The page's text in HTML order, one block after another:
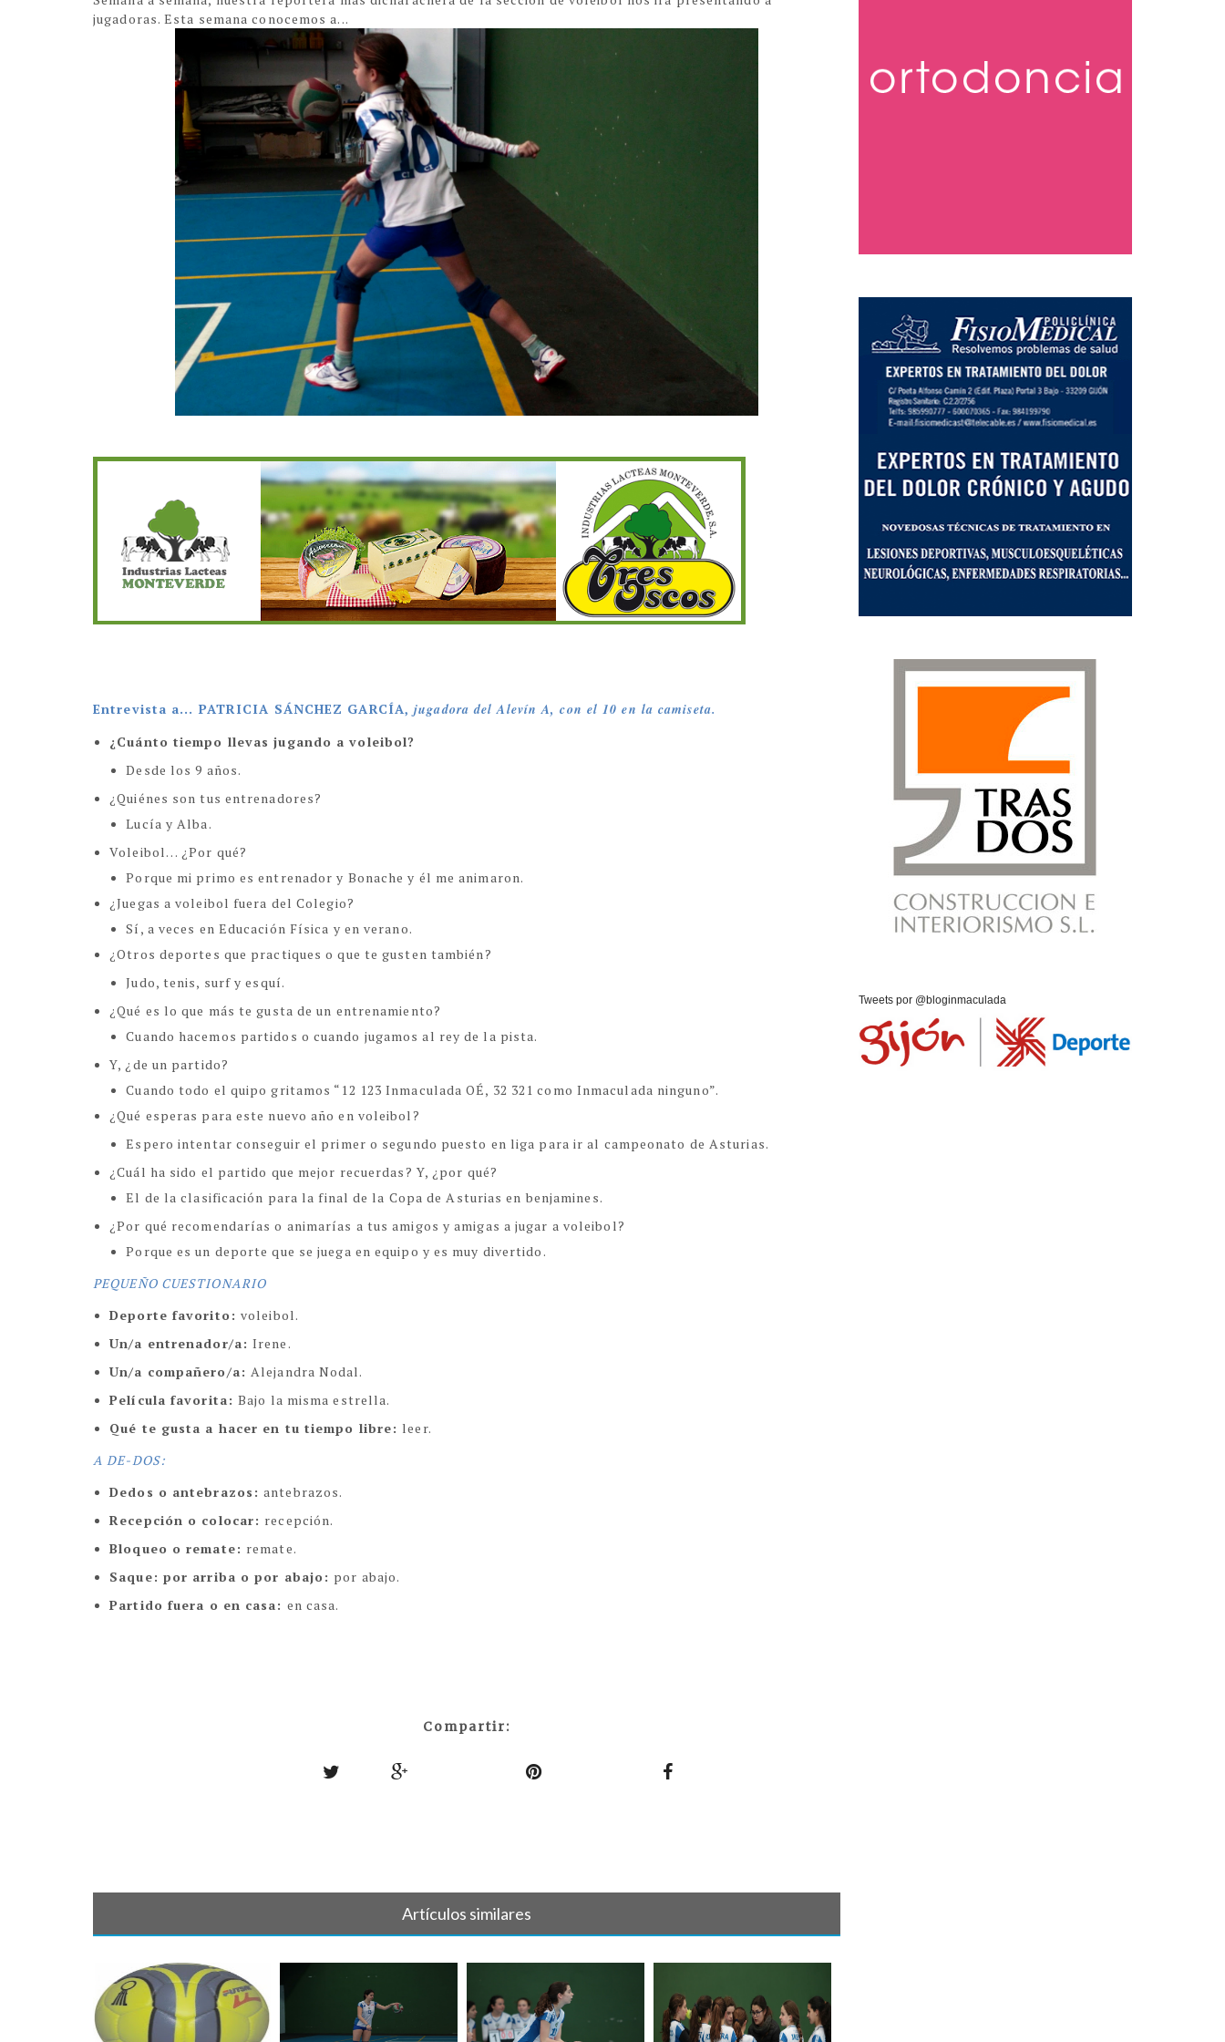
jugadoras. Esta semana conocemos a...
Entrevista a... PATRICIA SÁNCHEZ GARCÍA,jugadora del Alevín A, con el 10 en la camiseta.
¿Cuánto tiempo llevas jugando a voleibol?
Desde los 9 años.
¿Quiénes son tus entrenadores?
Lucía y Alba.
Voleibol… ¿Por qué?
Porque mi primo es entrenador y Bonache y él me animaron.
¿Juegas a voleibol fuera del Colegio?
Sí, a veces en Educación Física y en verano.
¿Otros deportes que practiques o que te gusten también?
Judo, tenis, surf y esquí.
¿Qué es lo que más te gusta de un entrenamiento?
Cuando hacemos partidos o cuando jugamos al rey de la pista.
Y, ¿de un partido?
Cuando todo el quipo gritamos “12 123 Inmaculada OÉ, 32 321 como Inmaculada ninguno”.
¿Qué esperas para este nuevo año en voleibol?
Espero intentar conseguir el primer o segundo puesto en liga para ir al campeonato de Asturias.
¿Cuál ha sido el partido que mejor recuerdas? Y, ¿por qué?
El de la clasificación para la final de la Copa de Asturias en benjamines.
¿Por qué recomendarías o animarías a tus amigos y amigas a jugar a voleibol?
Porque es un deporte que se juega en equipo y es muy divertido.
PEQUEÑO CUESTIONARIO
Deporte favorito: voleibol.
Un/a entrenador/a:Irene.
Un/a compañero/a: Alejandra Nodal.
Película favorita:Bajo la misma estrella.
Qué te gusta a hacer en tu tiempo libre: leer.
A DE-DOS:
Dedos o antebrazos:antebrazos.
Recepción o colocar: recepción.
Bloqueo o remate: remate.
Saque: por arriba o por abajo: por abajo.
Partido fuera o en casa: en casa.
Compartir:
Artículos similares
Tweets por @bloginmaculada